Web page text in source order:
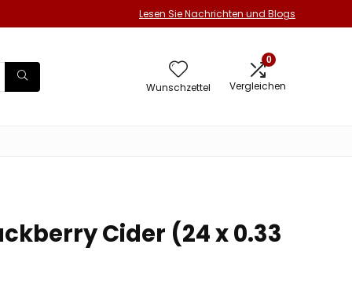
Lesen Sie Nachrichten und Blogs
Wunschzettel
0
Vergleichen
Cider (24 x 0.33